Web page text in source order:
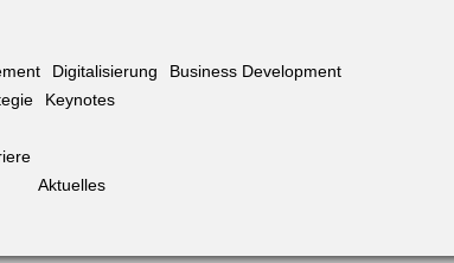
Digitalisierung
Business Development
Keynotes
Aktuelles